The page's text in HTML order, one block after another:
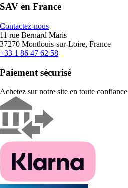
SAV en France
Contactez-nous
11 rue Bernard Maris
37270 Montlouis-sur-Loire, France
+33 1 86 47 62 58
Paiement sécurisé
Achetez sur notre site en toute confiance